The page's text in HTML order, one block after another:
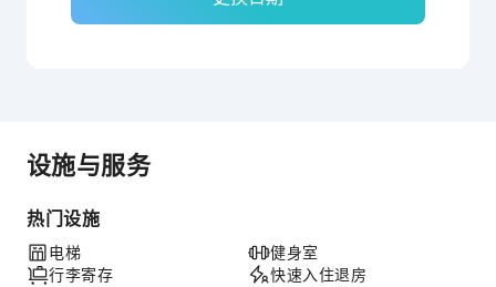
设施与服务
热门设施
电梯
行李寄存
健身室
快速入住退房